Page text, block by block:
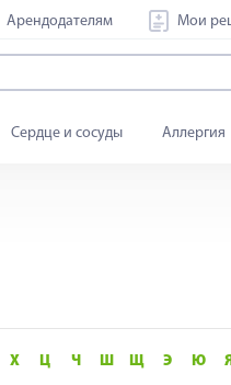
Арендодателям Мои
Сердце и сосуды Аллергия
Х Ц Ч Ш Щ Э Ю